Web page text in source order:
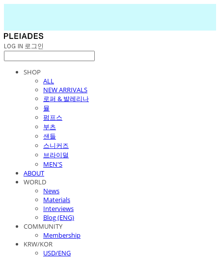
LOG IN 로그인
SHOP
ALL
NEW ARRIVALS
로퍼 & 발레리나
뮬
펌프스
부츠
샌들
스니커즈
브라이덜
MEN'S
ABOUT
WORLD
News
Materials
Interviews
Blog (ENG)
COMMUNITY
Membership
KRW/KOR
USD/ENG